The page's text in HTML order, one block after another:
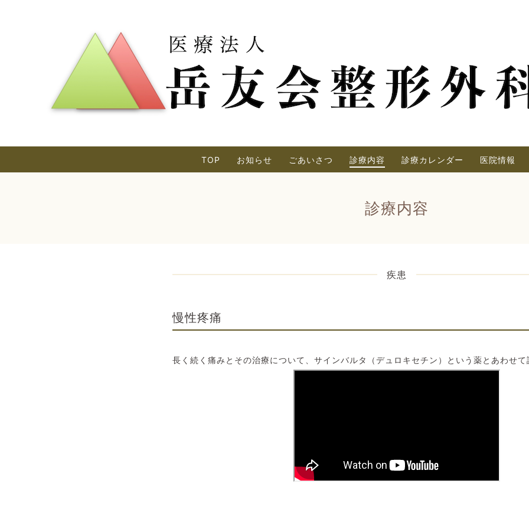
TOP お知らせ ごあいさつ 診療内容 診療カレンダー 医院情報
診療内容
疾患
慢性疼痛
長く続く痛みとその治療について、サインバルタ（デュロキセチン）という薬とあわせて